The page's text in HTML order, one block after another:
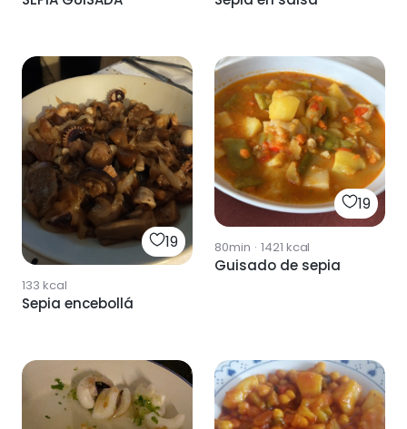
19
133 kcal
Sepia encebollá
19
80min · 1421 kcal
Guisado de sepia